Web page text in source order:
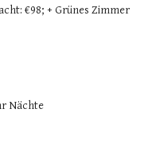
€98; + Grünes Zimmer
Nächte